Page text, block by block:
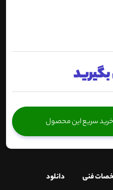
سریع این محصول
فنی دانلود